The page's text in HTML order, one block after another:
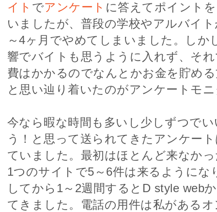
イト でアンケート に答えてポイント
いましたが、普段の学校やアルバイ
～4ヶ月でやめてしまいました。しか
響でバイトも思うように入れず、そ
費はかかるのでなんとかお金を貯め
と思い辿り着いたのがアンケートモ
今なら暇な時間も多いし少しずつで
う！と思って送られてきたアンケー
ていました。最初はほとんど来なか
1つのサイトで5～6件は来るようにな
してから1～2週間するとD style web
てきました。電話の用件は私がある